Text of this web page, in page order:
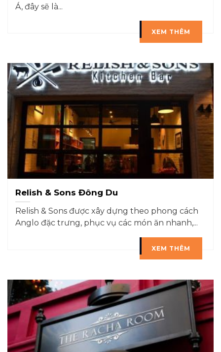
Á, đây sẽ là...
XEM THÊM
Relish & Sons Đông Du
Relish & Sons được xây dựng theo phong cách
Anglo đặc trưng, phục vụ các món ăn nhanh,...
XEM THÊM